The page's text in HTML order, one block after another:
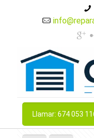
Llamar: 674 053